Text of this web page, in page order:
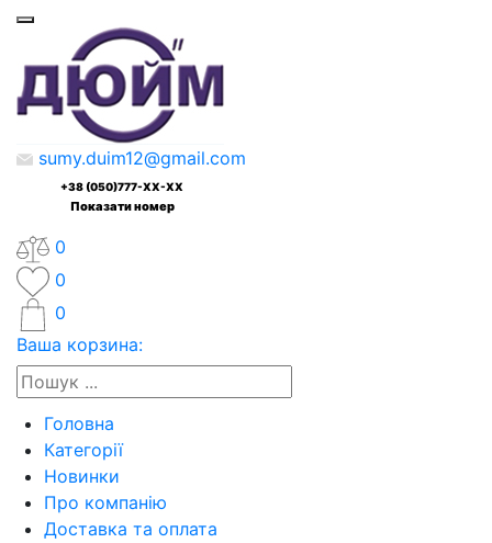
sumy.duim12@gmail.com
+38 (050)777-XX-XX
Показати номер
0
0
0
Ваша корзина:
Головна
Категорії
Новинки
Про компанію
Доставка та оплата